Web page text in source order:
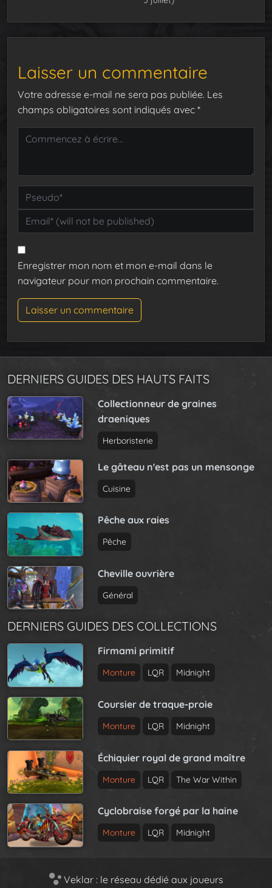
Laisser un commentaire
Votre adresse e-mail ne sera pas publiée. Les
champs obligatoires sont indiqués avec *
Enregistrer mon nom et mon e-mail dans le
navigateur pour mon prochain commentaire.
DERNIERS GUIDES DES HAUTS FAITS
Collectionneur de graines
draeniques
Herboristerie
Le gâteau n'est pas un mensonge
Cuisine
Pêche aux raies
Pêche
Cheville ouvrière
Général
DERNIERS GUIDES DES COLLECTIONS
Firmami primitif
Monture LQR Midnight
Coursier de traque-proie
Monture LQR Midnight
Échiquier royal de grand maître
Monture LQR The War Within
Cyclobraise forgé par la haine
Monture LQR Midnight
Veklar : le réseau dédié aux joueurs